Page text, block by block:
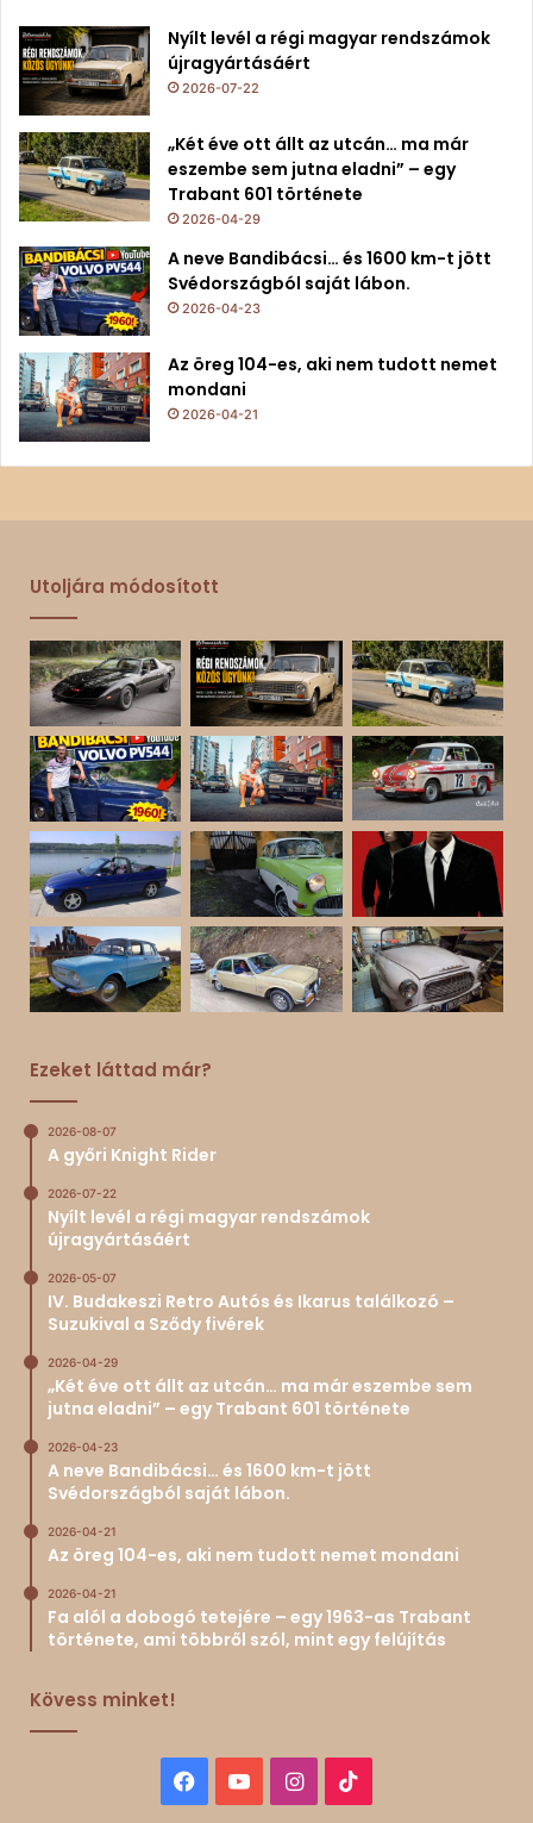
Nyílt levél a régi magyar rendszámok
újragyártásáért
2026-07-22
„Két éve ott állt az utcán… ma már
eszembe sem jutna eladni” – egy
Trabant 601 története
2026-04-29
A neve Bandibácsi… és 1600 km-t jött
Svédországból saját lábon.
2026-04-23
Az öreg 104-es, aki nem tudott nemet
mondani
2026-04-21
Utoljára módosított
Ezeket láttad már?
2026-08-07
A győri Knight Rider
2026-07-22
Nyílt levél a régi magyar rendszámok
újragyártásáért
2026-05-07
IV. Budakeszi Retro Autós és Ikarus találkozó –
Suzukival a Sződy fivérek
2026-04-29
„Két éve ott állt az utcán… ma már eszembe sem
jutna eladni” – egy Trabant 601 története
2026-04-23
A neve Bandibácsi… és 1600 km-t jött
Svédországból saját lábon.
2026-04-21
Az öreg 104-es, aki nem tudott nemet mondani
2026-04-21
Fa alól a dobogó tetejére – egy 1963-as Trabant
története, ami többről szól, mint egy felújítás
Kövess minket!
Facebook
YouTubeInstagram